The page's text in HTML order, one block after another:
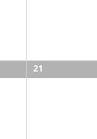
21